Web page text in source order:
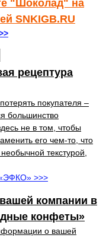
"Шоколад" на
SNKIGB.RU
рецептура
покупателя –
большинство
не в том, чтобы
его чем-то, что
текстурой,
>>>
компании в
конфеты»
о вашей